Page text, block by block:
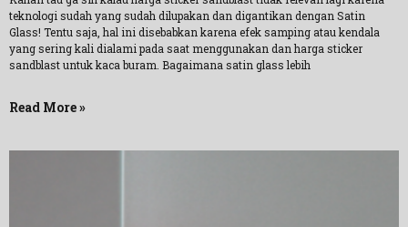
teknologi sudah yang sudah dilupakan dan digantikan dengan Satin
Glass! Tentu saja, hal ini disebabkan karena efek samping atau kendala
yang sering kali dialami pada saat menggunakan dan harga sticker
sandblast untuk kaca buram. Bagaimana satin glass lebih
Read More »